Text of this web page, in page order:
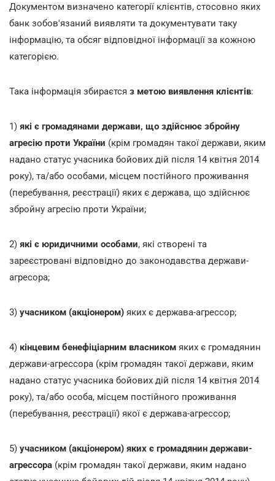
Документом визначено категорії клієнтів, стосовно яких
банк зобов'язаний виявляти та документувати таку
інформацію, та обсяг відповідної інформації за кожною
категорією.
Така інформація збираєтся з метою виявлення клієнтів:
1) які є громадянами держави, що здійснює збройну
агресію проти України (крім громадян такої держави, яким
надано статус учасника бойових дій після 14 квітня 2014
року), та/або особами, місцем постійного проживання
(перебування, реєстрації) яких є держава, що здійснює
збройну агресію проти України;
2) які є юридичними особами, які створені та
зареєстровані відповідно до законодавства держави-
агресора;
3) учасником (акціонером) яких є держава-агрессор;
4) кінцевим бенефіціарним власником яких є громадянин
держави-агрессора (крім громадян такої держави, яким
надано статус учасника бойових дій після 14 квітня 2014
року), та/або особа, місцем постійного проживання
(перебування, реєстрації) якої є держава-агрессор;
5) учасником (акціонером) яких є громадянин держави-
агрессора (крім громадян такої держави, яким надано